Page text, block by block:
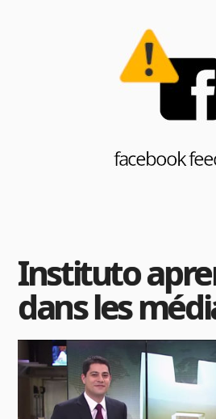
Instituto
dans les